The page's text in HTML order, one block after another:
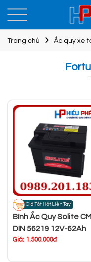
Trang chủ Ắc quy xe
Giá Tốt Hốt Liền Tay
Bình Ắc Quy Solite
DIN 56219 12V-62Ah
Giá: 1.500.000đ